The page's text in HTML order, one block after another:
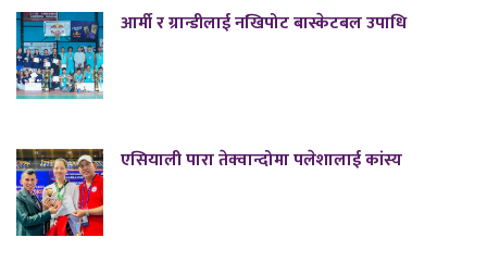
आर्मी र ग्रान्डीलाई नखिपोट बास्केटबल उपाधि
एसियाली पारा तेक्वान्दोमा पलेशालाई कांस्य